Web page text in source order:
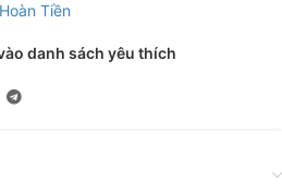
Tiền
danh sách yêu thích